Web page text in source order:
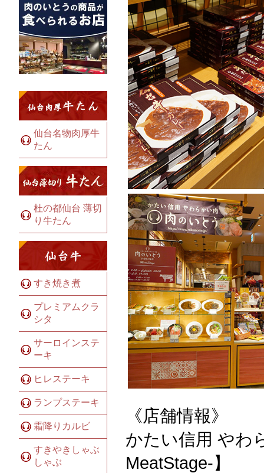
仙台名物肉厚牛
たん
杜の都仙台 薄切
り牛たん
すき焼き煮
プレミアムクラ
シタ
サーロインステ
ーキ
ヒレステーキ
ランプステーキ
霜降りカルビ
すきやきしゃぶ
しゃぶ
《店舗情報》
かたい信用 やわ
MeatStage-】